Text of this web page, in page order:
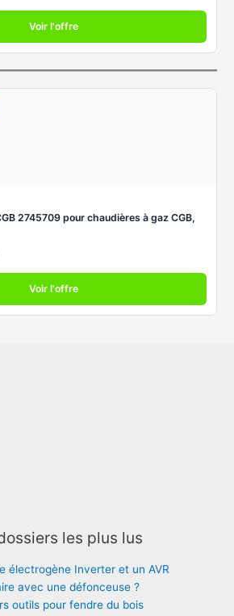
Voir l'offre
2745709 pour chaudières à gaz CGB,
Voir l'offre
les plus lus
électrogène Inverter et un AVR
avec une défonceuse ?
outils pour fendre du bois